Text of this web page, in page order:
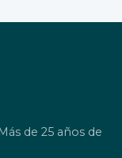
de 25 años de